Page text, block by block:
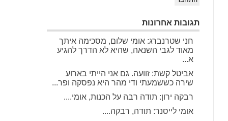
תגובות אחרונות
חני שטרנברג: אומי שלום, מסכימה איתך
מאוד לגבי השנאה, שהיא לא הדרך להגיע
א...
אביטל קשת: זוועה. גם אני הייתי בארוע
שירה כששמעתי ודי מהר היא נפסקה ופר...
רבקה ירון: תודה רבה על הכנות, אומי....
אומי לייסנר: תודה, רבקה....